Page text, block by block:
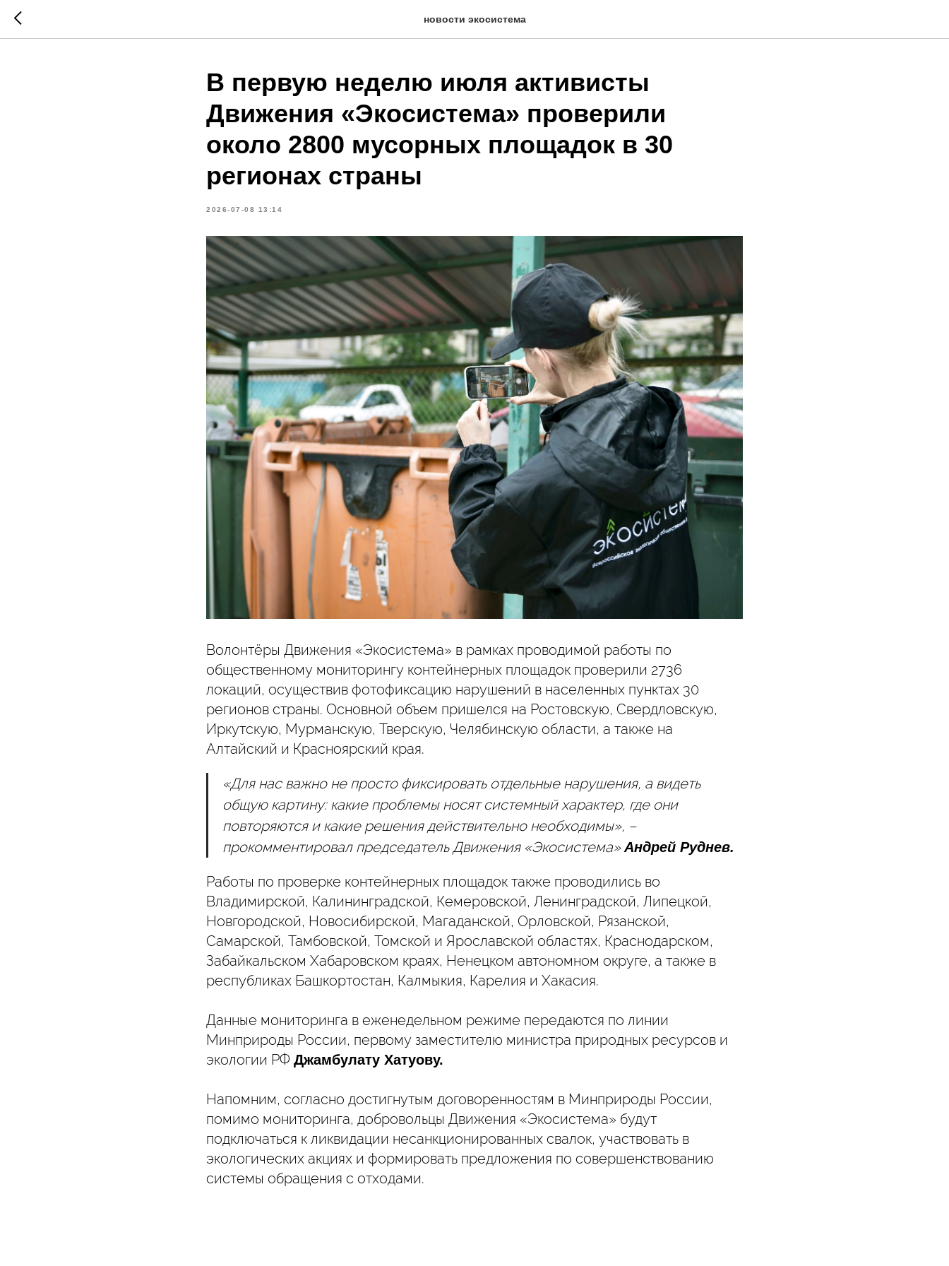
новости экосистема
В первую неделю июля активисты
Движения «Экосистема» проверили
около 2800 мусорных площадок в 30
регионах страны
2026-07-08 13:14
Волонтёры Движения «Экосистема» в рамках проводимой работы по
общественному мониторингу контейнерных площадок проверили 2736
локаций, осуществив фотофиксацию нарушений в населенных пунктах 30
регионов страны. Основной объем пришелся на Ростовскую, Свердловскую,
Иркутскую, Мурманскую, Тверскую, Челябинскую области, а также на
Алтайский и Красноярский края.
«Для нас важно не просто фиксировать отдельные нарушения, а видеть
общую картину: какие проблемы носят системный характер, где они
повторяются и какие решения действительно необходимы», –
прокомментировал председатель Движения «Экосистема»Андрей Руднев.
Работы по проверке контейнерных площадок также проводились во
Владимирской, Калининградской, Кемеровской, Ленинградской, Липецкой,
Новгородской, Новосибирской, Магаданской, Орловской, Рязанской,
Самарской, Тамбовской, Томской и Ярославской областях, Краснодарском,
Забайкальском Хабаровском краях, Ненецком автономном округе, а также в
республиках Башкортостан, Калмыкия, Карелия и Хакасия.
Данные мониторинга в еженедельном режиме передаются по линии
Минприроды России, первому заместителю министра природных ресурсов и
экологии РФ Джамбулату Хатуову.
Напомним, согласно достигнутым договоренностям в Минприроды России,
помимо мониторинга, добровольцы Движения «Экосистема» будут
подключаться к ликвидации несанкционированных свалок, участвовать в
экологических акциях и формировать предложения по совершенствованию
системы обращения с отходами.